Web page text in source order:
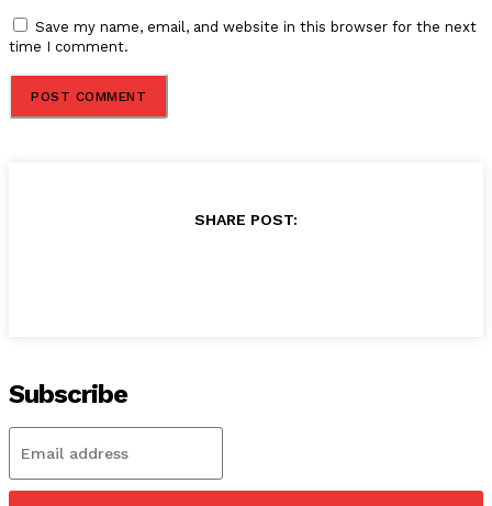
Save my name, email, and website in this browser for the next
time I comment.
SHARE POST:
Subscribe